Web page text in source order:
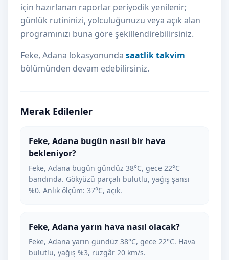
için hazırlanan raporlar periyodik yenilenir;
günlük rutininizi, yolculuğunuzu veya açık alan
programınızı buna göre şekillendirebilirsiniz.
Feke, Adana lokasyonunda saatlik takvim
bölümünden devam edebilirsiniz.
Merak Edilenler
Feke, Adana bugün nasıl bir hava
bekleniyor?
Feke, Adana bugün gündüz 38°C, gece 22°C
bandında. Gökyüzü parçalı bulutlu, yağış şansı
%0. Anlık ölçüm: 37°C, açık.
Feke, Adana yarın hava nasıl olacak?
Feke, Adana yarın gündüz 38°C, gece 22°C. Hava
bulutlu, yağış %3, rüzgâr 20 km/s.